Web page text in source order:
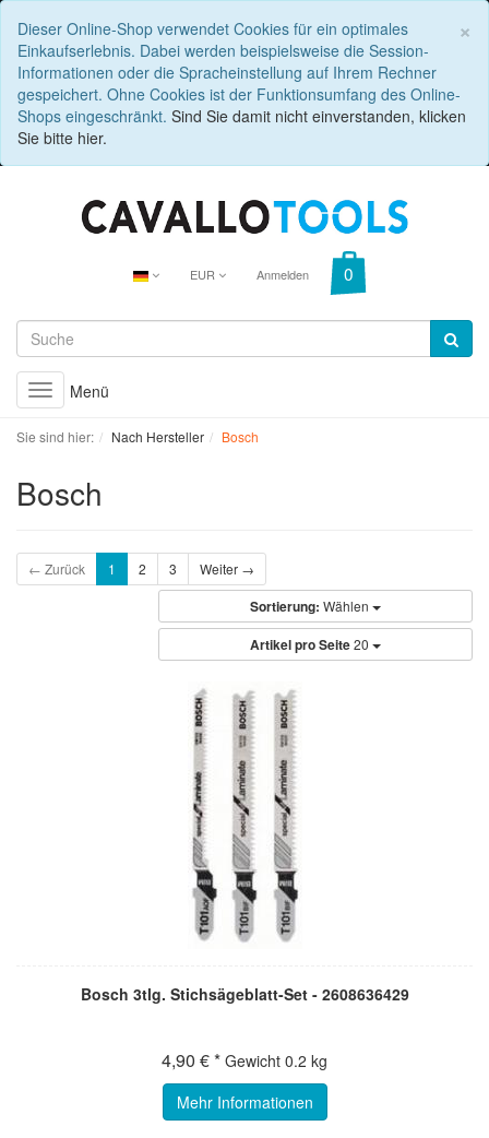
×
Dieser Online-Shop verwendet Cookies für ein optimales
Einkaufserlebnis. Dabei werden beispielsweise die Session-
Informationen oder die Spracheinstellung auf Ihrem Rechner
gespeichert. Ohne Cookies ist der Funktionsumfang des Online-
Shops eingeschränkt. Sind Sie damit nicht einverstanden, klicken
Sie bitte hier.
EUR Anmelden
Toggle
navigation
Menü
Sie sind hier: Nach Hersteller Bosch
Bosch
← Zurück 1 2 3 Weiter →
Sortierung: Wählen
Artikel pro Seite20
Bosch 3tlg. Stichsägeblatt-Set - 2608636429
4,90 € * Gewicht 0.2 kg
Mehr Informationen